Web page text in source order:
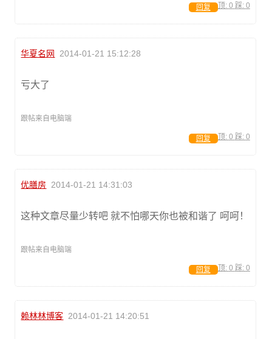
顶: 0 踩: 0
回复
华夏名网 2014-01-21 15:12:28
亏大了
跟帖来自电脑端
顶: 0 踩: 0
回复
优膳房 2014-01-21 14:31:03
这种文章尽量少转吧 就不怕哪天你也被和谐了 呵呵！
跟帖来自电脑端
顶: 0 踩: 0
回复
赖林林博客 2014-01-21 14:20:51